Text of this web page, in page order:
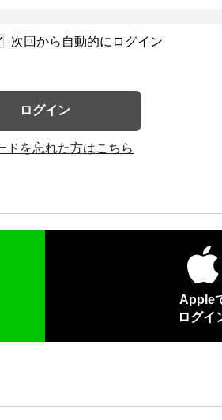
次回から自動的にログイン
ログイン
ドを忘れた方はこちら
Apple
ログイ